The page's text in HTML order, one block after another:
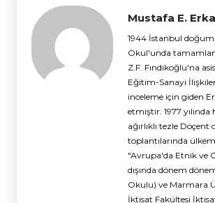
Mustafa E.
1944 İstanbul
Okul'unda
Z.F. Fındıkoğlu'na
Eğitim-Sanayi
inceleme için giden
etmiştir. 1977
ağırlıklı tezle
toplantılarında
"Avrupa'da Etnik ve
dışında dönem
Okulu) ve Marmara
İktisat Fakültesi